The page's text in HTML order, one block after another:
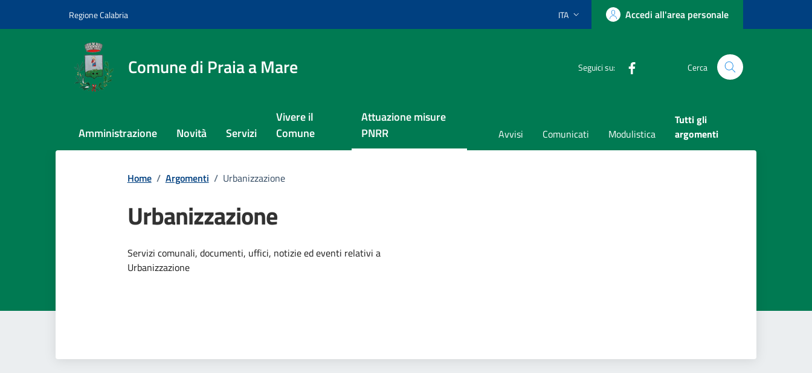
Regione Calabria Lingua attiva:
ITA Accedi all'area personale
Comune di Praia a Mare Seguici su: Cerca
Amministrazione Novità Servizi
Vivere il
Comune
Attuazione misure
PNRR
Avvisi Comunicati Modulistica
Tutti gli
argomenti
Home / Argomenti / Urbanizzazione
Urbanizzazione
Dettagli dell'argomento
Servizi comunali, documenti, uffici, notizie ed eventi relativi a
Urbanizzazione